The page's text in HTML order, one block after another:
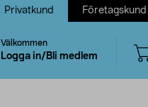
Privatkund Företagskund
Välkommen
Logga in/Bli medlem